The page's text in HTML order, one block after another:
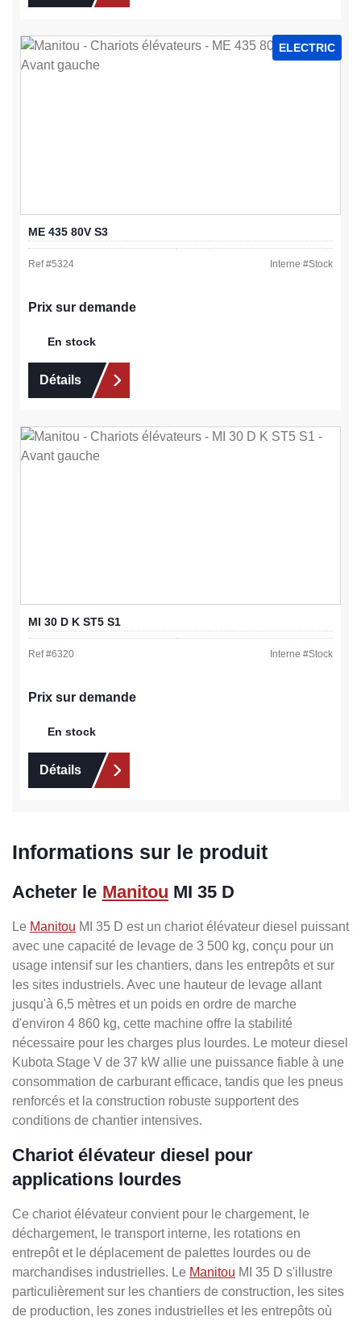
ELECTRIC
ME 435 80V S3
Ref #5324 Interne #Stock
Prix sur demande
En stock
Détails
MI 30 D K ST5 S1
Ref #6320 Interne #Stock
Prix sur demande
En stock
Détails
Informations sur le produit
Acheter le Manitou MI 35 D
Le Manitou MI 35 D est un chariot élévateur diesel puissant
avec une capacité de levage de 3 500 kg, conçu pour un
usage intensif sur les chantiers, dans les entrepôts et sur
les sites industriels. Avec une hauteur de levage allant
jusqu'à 6,5 mètres et un poids en ordre de marche
d'environ 4 860 kg, cette machine offre la stabilité
nécessaire pour les charges plus lourdes. Le moteur diesel
Kubota Stage V de 37 kW allie une puissance fiable à une
consommation de carburant efficace, tandis que les pneus
renforcés et la construction robuste supportent des
conditions de chantier intensives.
Chariot élévateur diesel pour
applications lourdes
Ce chariot élévateur convient pour le chargement, le
déchargement, le transport interne, les rotations en
entrepôt et le déplacement de palettes lourdes ou de
marchandises industrielles. Le Manitou MI 35 D s'illustre
particulièrement sur les chantiers de construction, les sites
de production, les zones industrielles et les entrepôts où